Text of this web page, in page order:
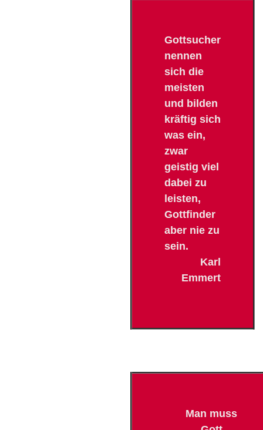
Gottsucher
nennen
sich die
meisten
und bilden
kräftig sich
was ein,
zwar
geistig viel
dabei zu
leisten,
Gottfinder
aber nie zu
sein.
Karl
Emmert
Man muss